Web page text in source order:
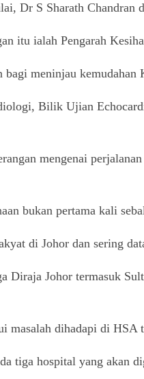
Dr S Sharath
itu ialah Pengarah
meninjau
Bilik Ujian
mengenai
bukan pertama kali
di Johor dan sering
Diraja Johor termasuk
dihadapi di HSA
tiga hospital yang akan